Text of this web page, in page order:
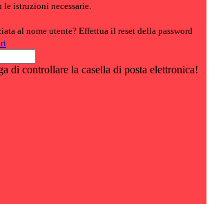
istruzioni necessarie.
al nome utente? Effettua il reset della password
di controllare la casella di posta elettronica!